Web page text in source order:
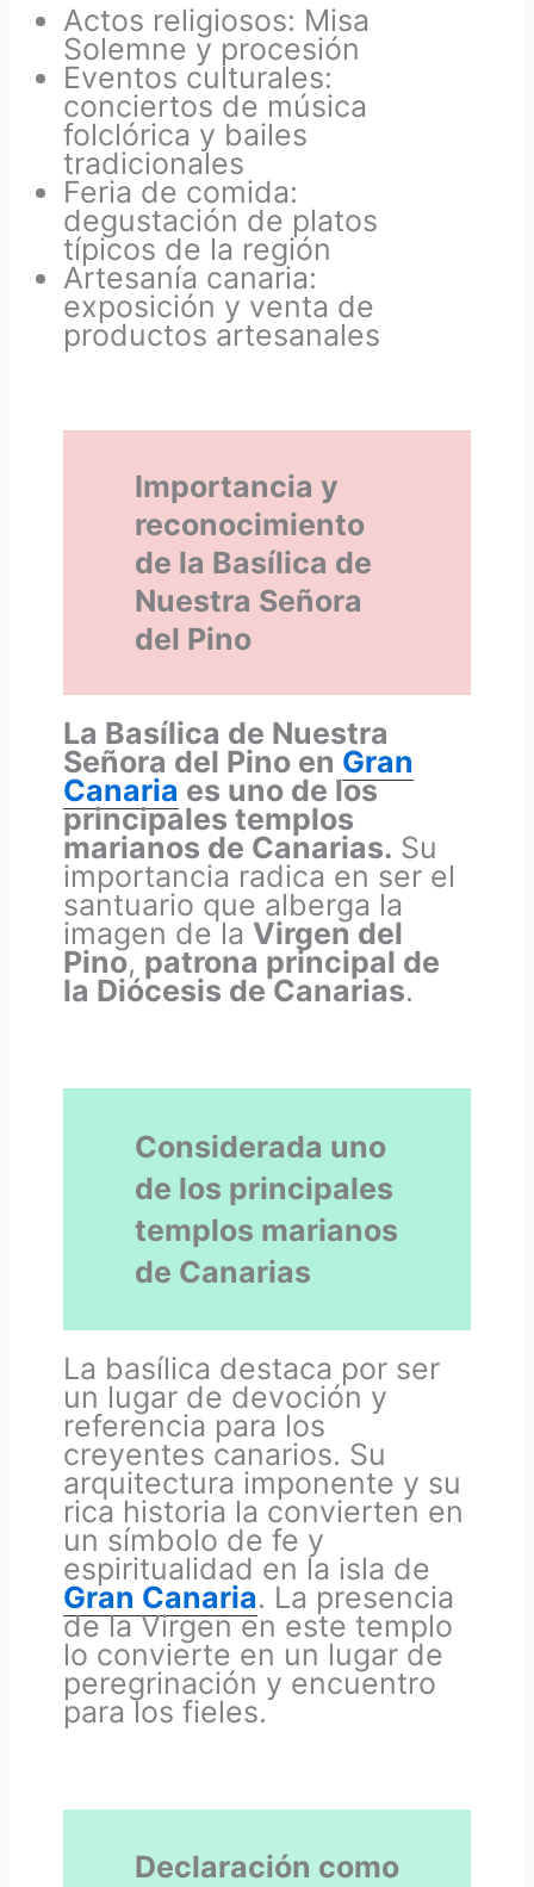
Actos religiosos: Misa
Solemne y procesión
Eventos culturales:
conciertos de música
folclórica y bailes
tradicionales
Feria de comida:
degustación de platos
típicos de la región
Artesanía canaria:
exposición y venta de
productos artesanales
Importancia y
reconocimiento
de la Basílica de
Nuestra Señora
del Pino
La Basílica de Nuestra
Señora del Pino en Gran
Canaria es uno de los
principales templos
marianos de Canarias. Su
importancia radica en ser el
santuario que alberga la
imagen de la Virgen del
Pino, patrona principal de
la Diócesis de Canarias.
Considerada uno
de los principales
templos marianos
de Canarias
La basílica destaca por ser
un lugar de devoción y
referencia para los
creyentes canarios. Su
arquitectura imponente y su
rica historia la convierten en
un símbolo de fe y
espiritualidad en la isla de
Gran Canaria. La presencia
de la Virgen en este templo
lo convierte en un lugar de
peregrinación y encuentro
para los fieles.
Declaración como